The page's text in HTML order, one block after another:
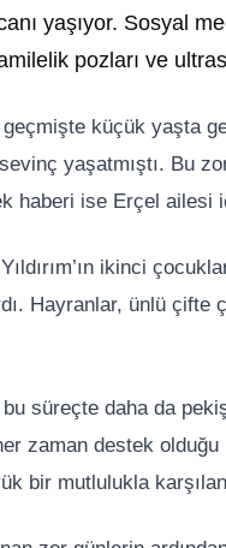
yaşıyor. Sosyal
pozları ve
geçmişte küçük yaşta
yaşatmıştı. Bu
haberi ise Erçel ailesi
ikinci
Hayranlar, ünlü
süreçte daha da
zaman destek
bir mutlulukla